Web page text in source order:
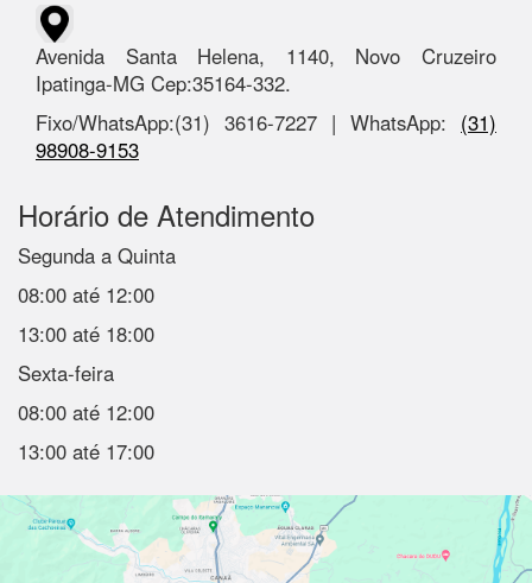
Avenida Santa Helena, 1140, Novo Cruzeiro
Ipatinga-MG Cep:35164-332.
Fixo/WhatsApp:(31) 3616-7227 | WhatsApp: (31)
98908-9153
Horário de Atendimento
Segunda a Quinta
08:00 até 12:00
13:00 até 18:00
Sexta-feira
08:00 até 12:00
13:00 até 17:00